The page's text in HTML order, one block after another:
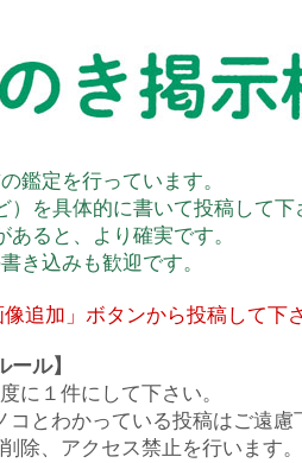
鑑定を行っています。
を具体的に書いて投稿して下
ると、より確実です。
き込みも歓迎です。
追加」ボタンから投稿して下さ
ール】
に１件にして下さい。
とわかっている投稿はご遠慮
除、アクセス禁止を行います。